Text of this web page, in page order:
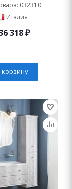
032310
Италия
318₽
корзину